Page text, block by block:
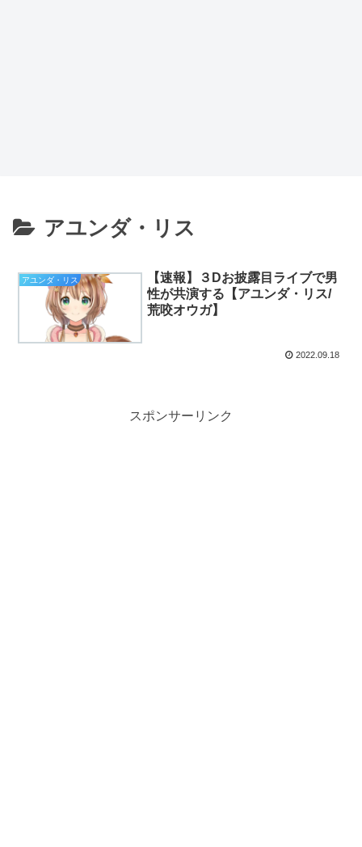
アユンダ・リス
アユンダ・リス
【速報】３Dお披露目ライブで男
性が共演する【アユンダ・リス/
荒咬オウガ】
2022.09.18
スポンサーリンク